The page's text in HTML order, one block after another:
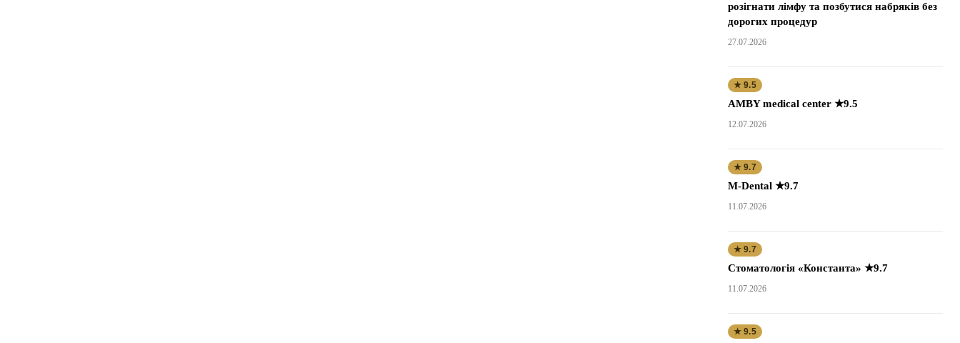
розігнати лімфу та позбутися набряків без
дорогих процедур
27.07.2026
★ 9.5
AMBY medical center ★9.5
12.07.2026
★ 9.7
M-Dental ★9.7
11.07.2026
★ 9.7
Стоматологія «Константа» ★9.7
11.07.2026
★ 9.5